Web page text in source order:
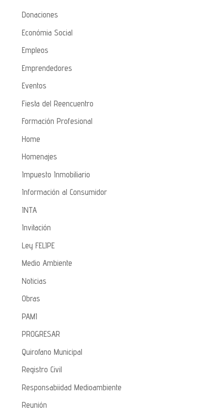
Donaciones
Económia Social
Empleos
Emprendedores
Eventos
Fiesta del Reencuentro
Formación Profesional
Home
Homenajes
Impuesto Inmobiliario
Información al Consumidor
INTA
Invitación
Ley FELIPE
Medio Ambiente
Noticias
Obras
PAMI
PROGRESAR
Quirofano Municipal
Registro Civil
Responsabiidad Medioambiente
Reunión